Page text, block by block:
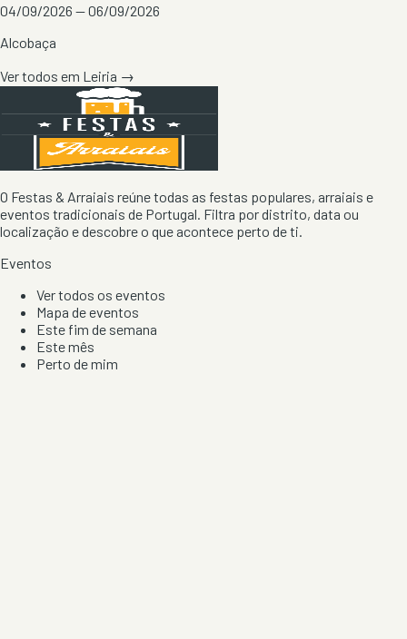
04/09/2026 — 06/09/2026
Alcobaça
Ver todos em Leiria →
O Festas & Arraiais reúne todas as festas populares, arraiais e
eventos tradicionais de Portugal. Filtra por distrito, data ou
localização e descobre o que acontece perto de ti.
Eventos
Ver todos os eventos
Mapa de eventos
Este fim de semana
Este mês
Perto de mim